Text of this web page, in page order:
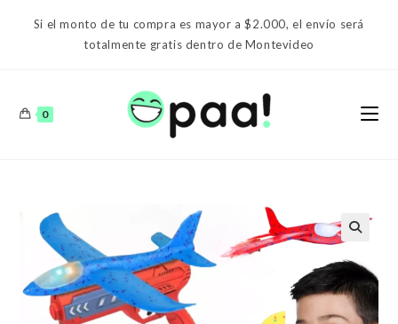
Si el monto de tu compra es mayor a $2.000, el envío será
totalmente gratis dentro de Montevideo
0